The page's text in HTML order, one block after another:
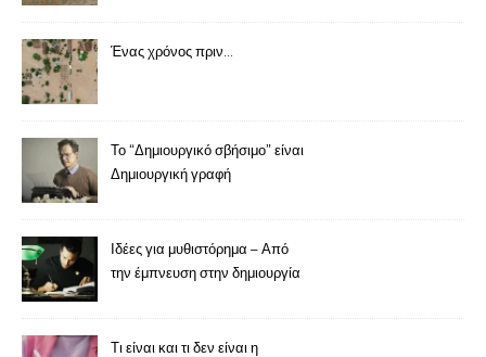
Ένας χρόνος πριν…
Το “Δημιουργικό σβήσιμο” είναι
Δημιουργική γραφή
Ιδέες για μυθιστόρημα – Από
την έμπνευση στην δημιουργία
Τι είναι και τι δεν είναι η